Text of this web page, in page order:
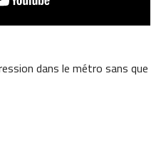
dans le métro sans que